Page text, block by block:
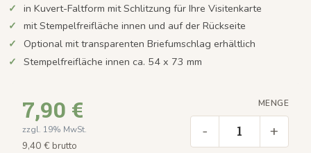
in Kuvert-Faltform mit Schlitzung für Ihre Visitenkarte
mit Stempelfreifläche innen und auf der Rückseite
Optional mit transparenten Briefumschlag erhältlich
Stempelfreifläche innen ca. 54 x 73 mm
7,90 €
zzgl. 19% MwSt.
9,40 € brutto
MENGE
- +